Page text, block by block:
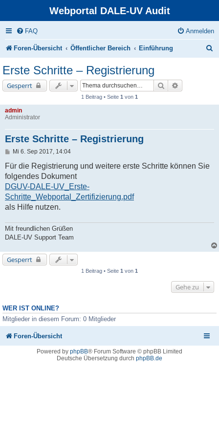
Webportal DALE-UV Audit
FAQ Anmelden
Foren-Übersicht Öffentlicher Bereich Einführung
e
Erste Schritte – Registrierung
Gesperrt Suche
1 Beitrag • Seite 1 von 1
admin
Administrator
Erste Schritte – Registrierung
B
i
t
r
a
g
Mi 6. Sep 2017, 14:04
Für die Registrierung und weitere erste Schritte können Sie
folgendes Dokument
DGUV-DALE-UV_Erste-
Schritte_Webportal_Zertifizierung.pdf
als Hilfe nutzen.
Mit freundlichen Grüßen
DALE-UV Support Team
Gesperrt
1 Beitrag • Seite 1 von 1
Gehe zu
WER IST ONLINE?
Mitglieder in diesem Forum: 0 Mitglieder
Foren-Übersicht
Powered by phpBB® Forum Software © phpBB Limited
Deutsche Übersetzung durch phpBB.de